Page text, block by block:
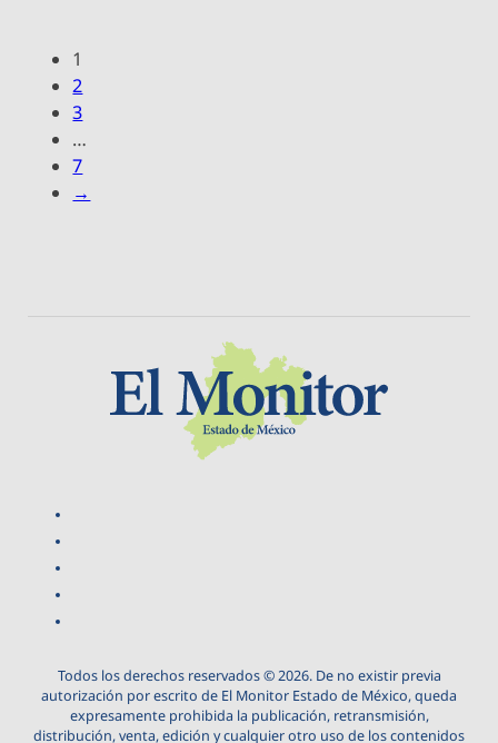
1
2
3
…
7
→
Todos los derechos reservados © 2026. De no existir previa
autorización por escrito de El Monitor Estado de México, queda
expresamente prohibida la publicación, retransmisión,
distribución, venta, edición y cualquier otro uso de los contenidos